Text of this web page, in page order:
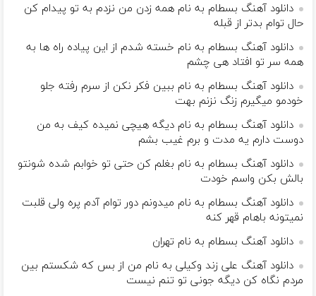
دانلود آهنگ بسطام به نام همه زدن من نزدم به تو پیدام کن
حال توام بدتر از قبله
دانلود آهنگ بسطام به نام خسته شدم از این پیاده راه ها به
همه سر تو افتاد هی چشم
دانلود آهنگ بسطام به نام ببین فکر نکن از سرم رفته جلو
خودمو میگیرم زنگ نزنم بهت
دانلود آهنگ بسطام به نام دیگه هیچی نمیده کیف به من
دوست دارم یه مدت و برم غیب بشم
دانلود آهنگ بسطام به نام بغلم کن حتی تو خوابم شده شونتو
بالش بکن واسم خودت
دانلود آهنگ بسطام به نام میدونم دور توام آدم پره ولی قلبت
نمیتونه باهام قهر کنه
دانلود آهنگ بسطام به نام تهران
دانلود آهنگ علی زند وکیلی به نام من از بس كه شكستم بین
مردم نگاه كن دیگه جونى تو تنم نیست